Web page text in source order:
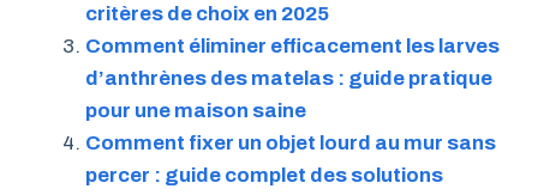
critères de choix en 2025
Comment éliminer efficacement les larves
d’anthrènes des matelas : guide pratique
pour une maison saine
Comment fixer un objet lourd au mur sans
percer : guide complet des solutions